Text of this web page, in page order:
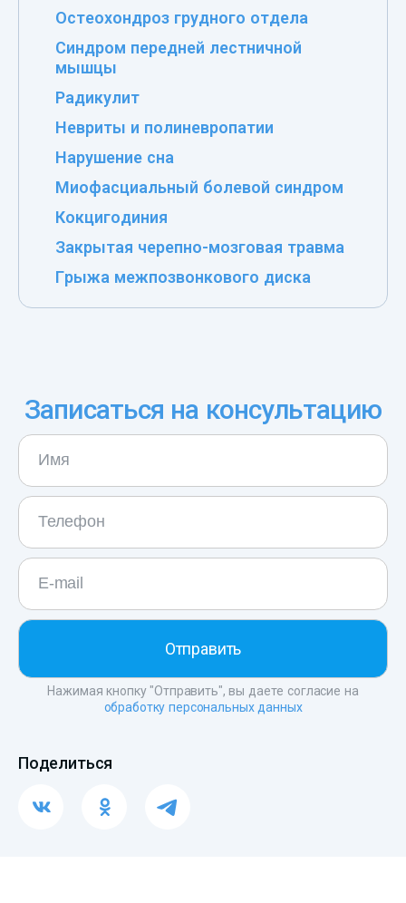
Остеохондроз грудного отдела
Синдром передней лестничной
мышцы
Радикулит
Невриты и полиневропатии
Нарушение сна
Миофасциальный болевой синдром
Кокцигодиния
Закрытая черепно-мозговая травма
Грыжа межпозвонкового диска
Записаться на консультацию
Нажимая кнопку "Отправить", вы даете согласие на
обработку персональных данных
Поделиться